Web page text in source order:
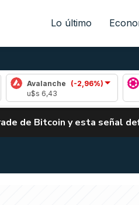
Lo último
(-2,96%)
Polkadot
de Bitcoin y esta señal